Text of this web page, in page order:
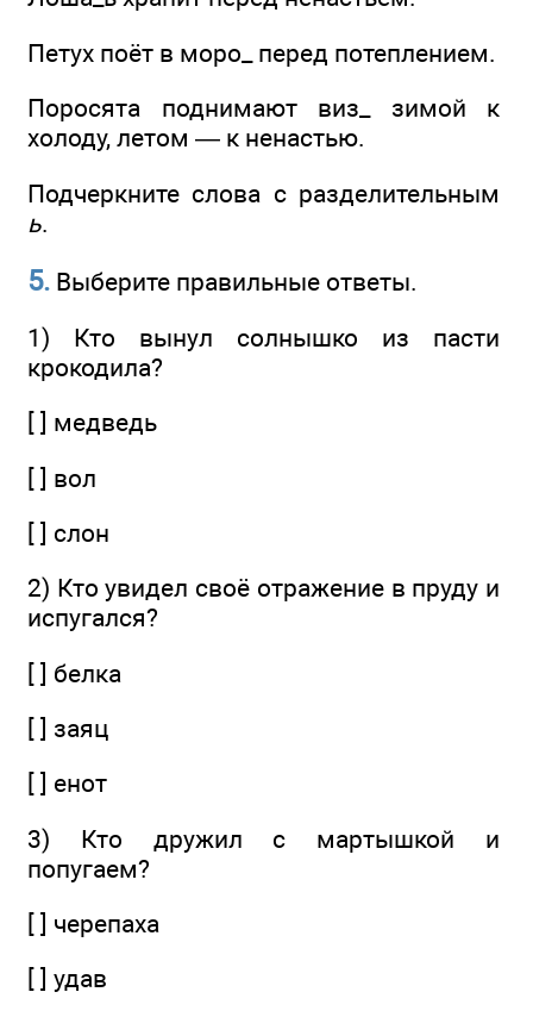
Петух поёт в моро_ перед потеплением.
Поросята поднимают виз_ зимой к
холоду, летом — к ненастью.
Подчеркните слова с разделительным
ь.
5. Выберите правильные ответы.
1) Кто вынул солнышко из пасти
крокодила?
[ ] медведь
[ ] вол
[ ] слон
2) Кто увидел своё отражение в пруду и
испугался?
[ ] белка
[ ] заяц
[ ] енот
3) Кто дружил с мартышкой и
попугаем?
[ ] черепаха
[ ] удав